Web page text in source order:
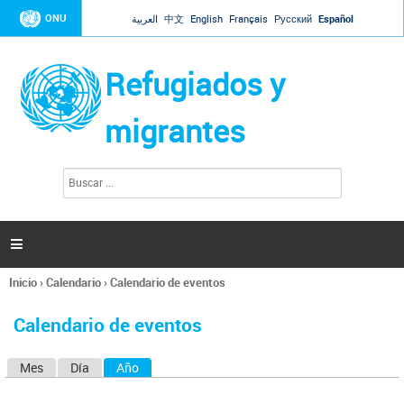
Jump to navigation
ONU العربية 中文 English Français Русский Español
Refugiados y
migrantes
l
s

Se
usted
Inicio›Calendario›Calendario de eventos
Calendario de eventos
Mes Día Año